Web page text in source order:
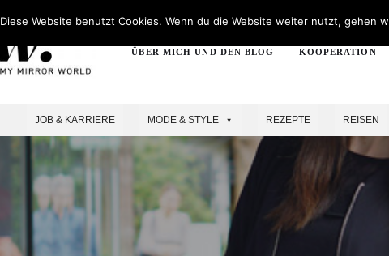
ÜBER MICH UND DEN BLOG KOOPERATION
JOB & KARRIERE MODE & STYLE REZEPTE REISEN
Diese Website benutzt Cookies. Wenn du die Website weiter nutzt, gehen